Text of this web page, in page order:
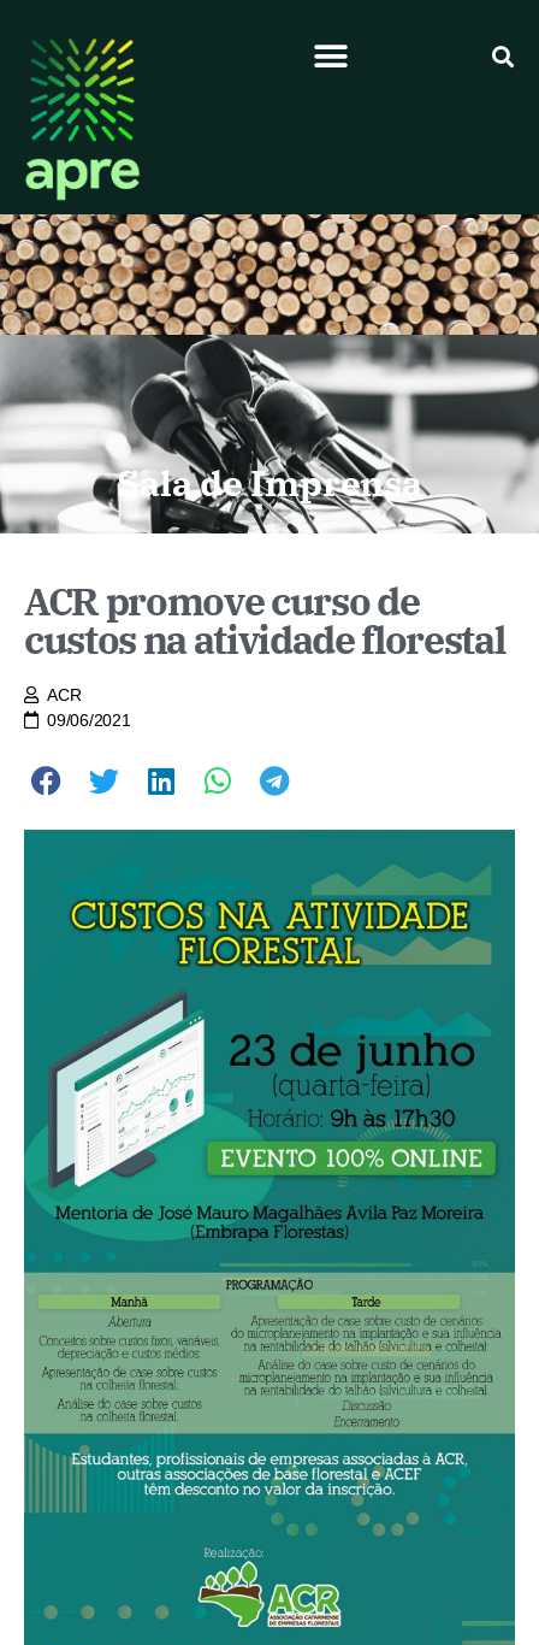
Sala de Imprensa
ACR promove curso de
custos na atividade florestal
ACR
09/06/2021